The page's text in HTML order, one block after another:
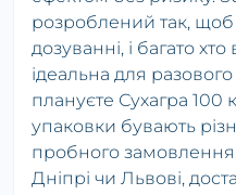
розроблений так, щоб
дозуванні, і багато
ідеальна для
плануєте Сухагра 100
упаковки бувають
пробного
Дніпрі чи Львові,